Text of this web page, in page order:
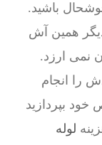
باشید.
همین آش
نمی ارزد.
را انجام
بپردازید
لوله